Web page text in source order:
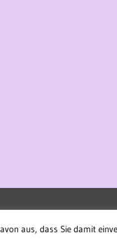
aus, dass Sie damit